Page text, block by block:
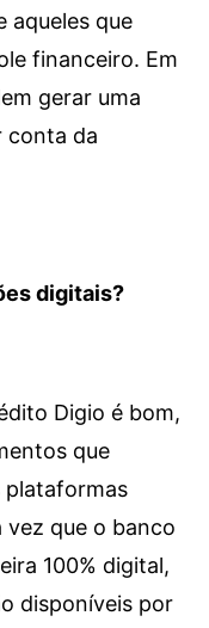
aqueles que
financeiro. Em
gerar uma
conta da
digitais?
Digio é bom,
que
plataformas
vez que o banco
100% digital,
disponíveis por